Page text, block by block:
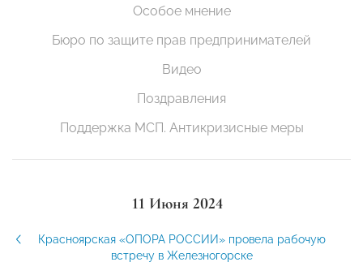
Особое мнение
Бюро по защите прав предпринимателей
Видео
Поздравления
Поддержка МСП. Антикризисные меры
11 Июня 2024
Красноярская «ОПОРА РОССИИ» провела рабочую
встречу в Железногорске